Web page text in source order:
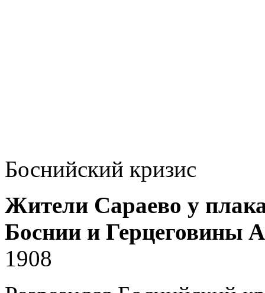
Боснийский кризис
Жители Сараево у
Боснии и Герцеговины
1908